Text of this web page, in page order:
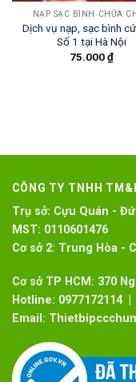
NẠP SẠC BÌNH CHỮA
Dịch vụ nạp, sạc bình
Số 1 tại Hà Nội
75.000₫
CÔNG TY TNHH
Trụ sở: Cựu Quán -
MST: 0110601476
Cơ sở 2: Trung Hòa -
Cơ sở TP HCM: 370
Hotline: 0977172114 |
Email: